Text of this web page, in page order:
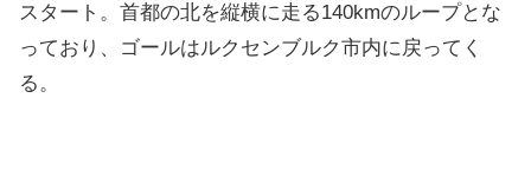
スタート。首都の北を縦横に走る140kmのループとな
っており、ゴールはルクセンブルク市内に戻ってく
る。